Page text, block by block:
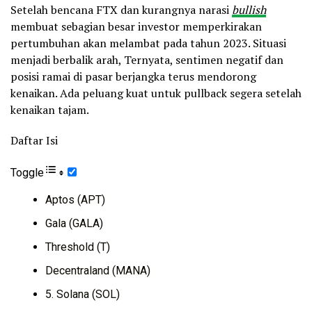
Setelah bencana FTX dan kurangnya narasi bullish
membuat sebagian besar investor memperkirakan
pertumbuhan akan melambat pada tahun 2023. Situasi
menjadi berbalik arah, Ternyata, sentimen negatif dan
posisi ramai di pasar berjangka terus mendorong
kenaikan. Ada peluang kuat untuk pullback segera setelah
kenaikan tajam.
Daftar Isi
Toggle
Aptos (APT)
Gala (GALA)
Threshold (T)
Decentraland (MANA)
5. Solana (SOL)